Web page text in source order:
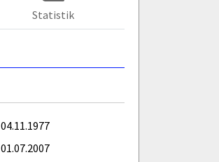
Statistik
04.11.1977
01.07.2007